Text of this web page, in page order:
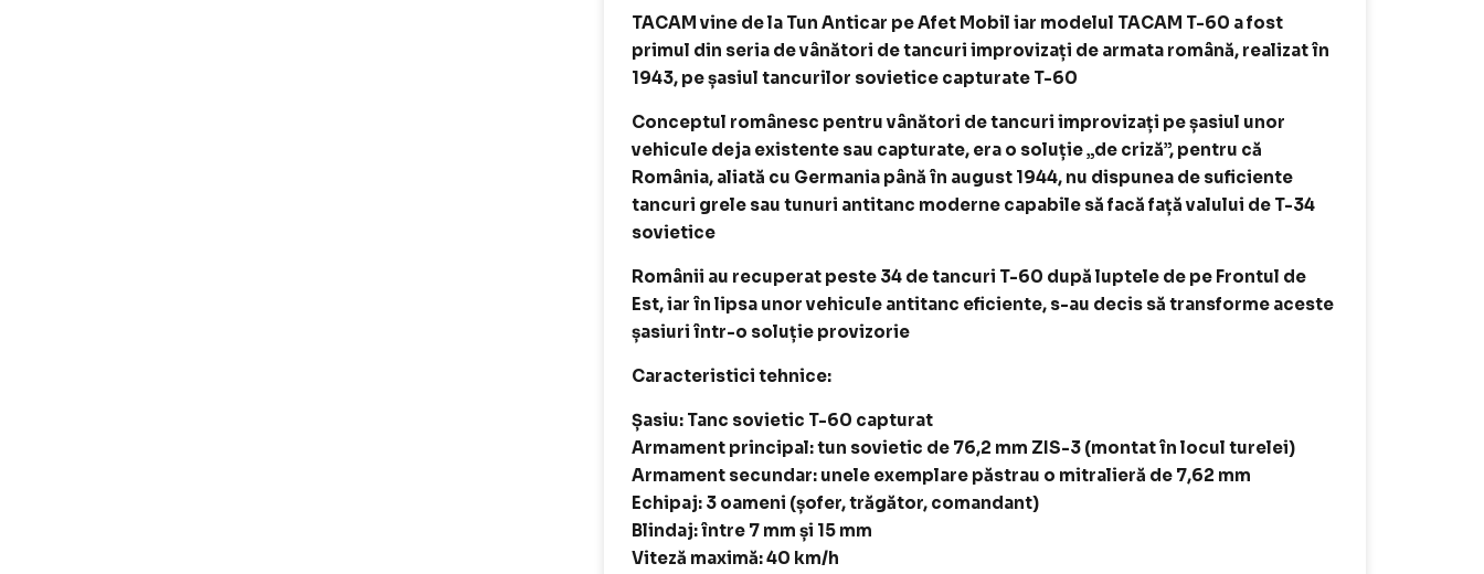
TACAM vine de la Tun Anticar pe Afet Mobil iar modelul TACAM T-60 a fost
primul din seria de vânători de tancuri improvizați de armata română, realizat în
1943, pe șasiul tancurilor sovietice capturate T-60
Conceptul românesc pentru vânători de tancuri improvizați pe șasiul unor
vehicule deja existente sau capturate, era o soluție „de criză”, pentru că
România, aliată cu Germania până în august 1944, nu dispunea de suficiente
tancuri grele sau tunuri antitanc moderne capabile să facă față valului de T-34
sovietice
Românii au recuperat peste 34 de tancuri T-60 după luptele de pe Frontul de
Est, iar în lipsa unor vehicule antitanc eficiente, s-au decis să transforme aceste
șasiuri într-o soluție provizorie
Caracteristici tehnice:
Șasiu: Tanc sovietic T-60 capturat
Armament principal: tun sovietic de 76,2 mm ZIS-3 (montat în locul turelei)
Armament secundar: unele exemplare păstrau o mitralieră de 7,62 mm
Echipaj: 3 oameni (șofer, trăgător, comandant)
Blindaj: între 7 mm și 15 mm
Viteză maximă: 40 km/h